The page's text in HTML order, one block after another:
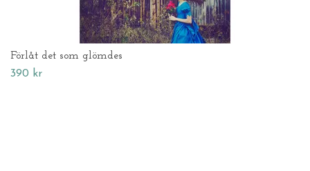
Förlåt det som glömdes
390 kr